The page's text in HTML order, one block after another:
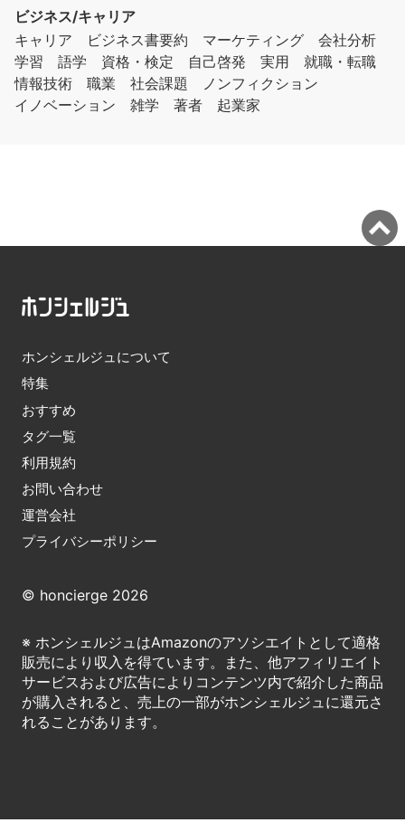
ビジネス/キャリア
キャリア
ビジネス書要約 マーケティング
会社分析
学習
語学 資格・検定 自己啓発 実用
就職・転職
情報技術
職業 社会課題
ノンフィクション
イノベーション
雑学 著者 起業家
ホンシェルジュについて
特集
おすすめ
タグ一覧
利用規約
お問い合わせ
運営会社
プライバシーポリシー
© honcierge 2026
※ ホンシェルジュはAmazonのアソシエイトとして適格
販売により収入を得ています。また、他アフィリエイト
サービスおよび広告によりコンテンツ内で紹介した商品
が購入されると、売上の一部がホンシェルジュに還元さ
れることがあります。